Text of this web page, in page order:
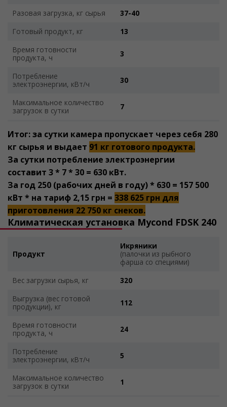
Разовая загрузка, кг сырья
37-40
Готовый продукт, кг
13
Время готовности
продукта, ч
3
Потребление
электроэнергии, кВт/ч
30
Максимальное количество
загрузок в сутки
7
Итог: за сутки камера пропускает через себя 280
кг сырья и выдает 91 кг готового продукта.
За сутки потребление электроэнергии
составит 3 * 7 * 30 = 630 кВт.
За год 250 (рабочих дней в году) * 630 = 157 500
кВт * на тариф 2,15 грн = 338 625 грн для
приготовления 22 750 кг снеков.
Климатическая установка Mycond FDSK 240
Продукт
Икряники
(палочки из рыбного
фарша со специями)
Вес загрузки сырья, кг
320
Выгрузка (вес готовой
продукции), кг
112
Время готовности
продукта, ч
24
Потребление
электроэнергии, кВт/ч
5
Максимальное количество
загрузок в сутки
1